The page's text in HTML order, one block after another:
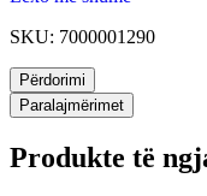
shpejtë – valvula e
SKU: 7000001290
Përdorimi
Paralajmërimet
Produkte të